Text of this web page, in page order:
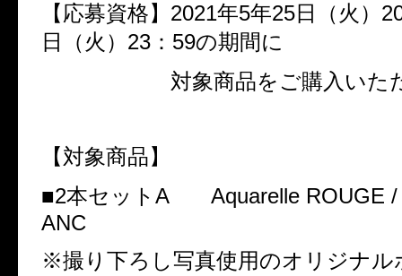
【応募資格】 2021年5年25日（火）
日（火） 23 ： 59の期間に
対象商品をご購入いただ
【対象商品】
■2本セット A
Aquarelle ROUGE
ANC
※撮り下ろし写真使用のオリジナル